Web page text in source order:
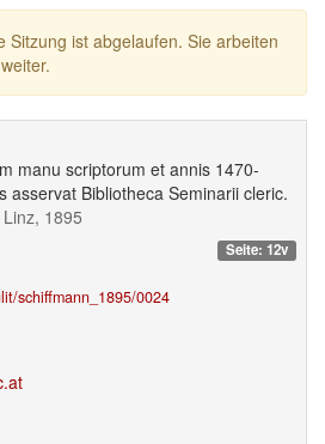
Sitzung ist abgelaufen. Sie arbeiten
manu scriptorum et annis 1470-
asservat Bibliotheca Seminarii cleric.
1895
Seite: 12v
schiffmann_1895/0024